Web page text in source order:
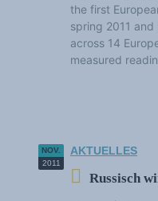
the first
spring 2011
across 14
measured
NOV.
2011
AKTUELLES
Russisch